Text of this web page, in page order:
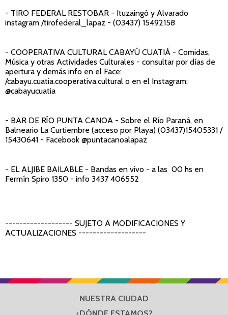
- TIRO FEDERAL RESTOBAR - Ituzaingó y Alvarado
instagram /tirofederal_lapaz - (03437) 15492158
- COOPERATIVA CULTURAL CABAYÚ CUATIÁ - Comidas,
Música y otras Actividades Culturales - consultar por días de
apertura y demás info en el Face:
/cabayu.cuatia.cooperativa.cultural o en el Instagram:
@cabayucuatia
- BAR DE RÍO PUNTA CANOA - Sobre el Río Paraná, en
Balneario La Curtiembre (acceso por Playa) (03437)15405331 /
15430641 - Facebook @puntacanoalapaz
- EL ALJIBE BAILABLE - Bandas en vivo - a las 00 hs en
Fermín Spiro 1350 - info 3437 406552
------------------- SUJETO A MODIFICACIONES Y
ACTUALIZACIONES -------------------
NUESTRA CIUDAD